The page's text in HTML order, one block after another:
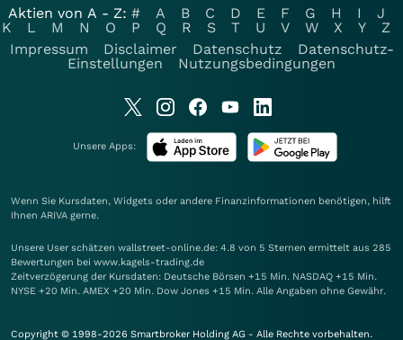
Aktien von A - Z: # A B C D E F G H I
J
K
L M N O P Q R S T U V W X Y
Z
Impressum
Disclaimer Datenschutz
Datenschutz-
Einstellungen
Nutzungsbedingungen
Unsere Apps:
Wenn Sie Kursdaten, Widgets oder andere Finanzinformationen benötigen, hilft
Ihnen ARIVA gerne.
Unsere User schätzen wallstreet-online.de: 4.8 von 5 Sternen ermittelt aus 285
Bewertungen bei www.kagels-trading.de
Zeitverzögerung der Kursdaten: Deutsche Börsen +15 Min. NASDAQ +15 Min.
NYSE +20 Min. AMEX +20 Min. Dow Jones +15 Min. Alle Angaben ohne Gewähr.
Copyright © 1998-2026 Smartbroker Holding AG - Alle Rechte vorbehalten.